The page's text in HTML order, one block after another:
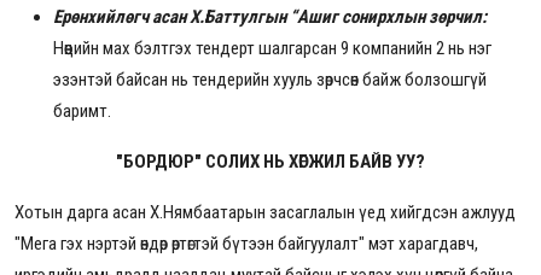
Ерөнхийлөгч асан Х.Баттулгын “Ашиг сонирхлын зөрчил:
Нөөцийн мах бэлтгэх тендерт шалгарсан 9 компанийн 2 нь нэг
эзэнтэй байсан нь тендерийн хууль зөрчсөн байж болзошгүй
баримт.
"БОРДЮР" СОЛИХ НЬ ХӨГЖИЛ БАЙВ УУ?
Хотын дарга асан Х.Нямбаатарын засаглалын үед хийгдсэн ажлууд
"Мега гэх нэртэй өндөр өртөгтэй бүтээн байгуулалт" мэт харагдавч,